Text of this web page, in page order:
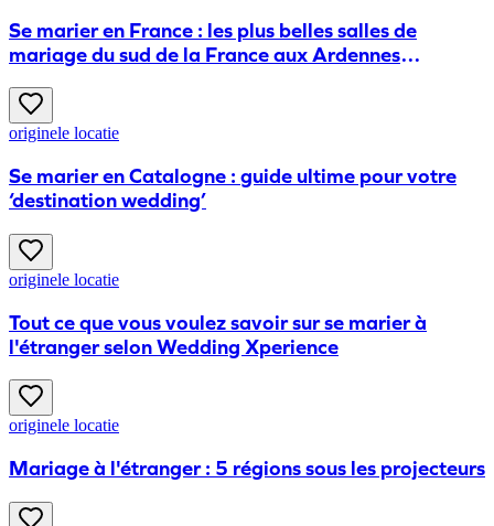
Se marier en France : les plus belles salles de
mariage du sud de la France aux Ardennes
originele locatie
Se marier en Catalogne : guide ultime pour votre
‘destination wedding’
originele locatie
Tout ce que vous voulez savoir sur se marier à
l'étranger selon Wedding Xperience
originele locatie
Mariage à l'étranger : 5 régions sous les projecteurs